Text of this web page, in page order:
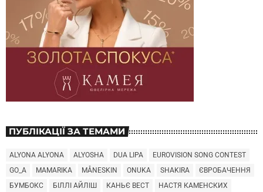
ПУБЛІКАЦІЇ ЗА ТЕМАМИ
ALYONA ALYONA ALYOSHA DUA LIPA
EUROVISION SONG CONTEST
GO_A
MAMARIKA MÅNESKIN ONUKA SHAKIRA
ЄВРОБАЧЕННЯ
БУМБОКС
БІЛЛІ АЙЛІШ КАНЬЄ ВЕСТ
НАСТЯ КАМЕНСКИХ